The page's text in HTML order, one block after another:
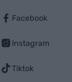
Facebook
Instagram
Tiktok